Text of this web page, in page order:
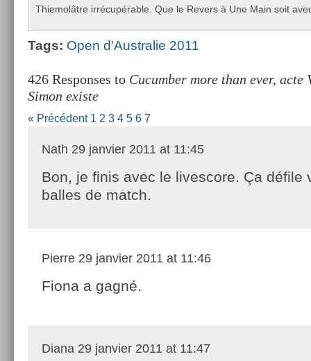
Thiemolâtre irrécupérable. Que le Re­v­ers à Une Main soit
Tags: Open d'Australie 2011
426 Responses to Cucumber more than ever,
Simon existe
« Précédent 1 2 3 4 5 6 7
Nath 29 janvier 2011 at 11:45
Bon, je finis avec le livescore. Ça défile
balles de match.
Pierre 29 janvier 2011 at 11:46
Fiona a gagné.
Diana 29 janvier 2011 at 11:47